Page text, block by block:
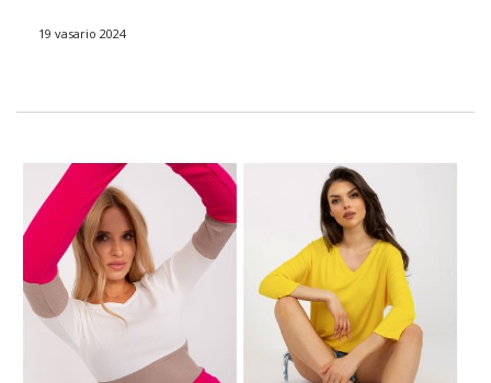
tendencijų, trumpos palaidinės siūlo įvairius stilius, dizainus ir
19 vasario 2024